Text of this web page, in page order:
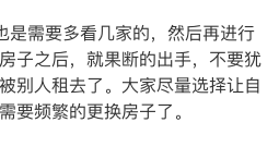
是需要多看几家的，然后再进行
子之后，就果断的出手，不要犹
别人租去了。大家尽量选择让自
要频繁的更换房子了。